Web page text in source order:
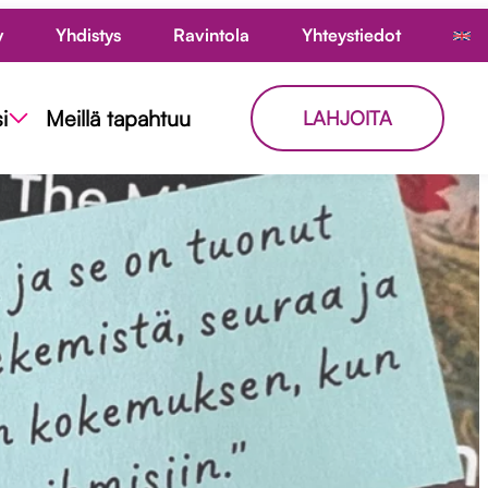
Meillä tapahtuu LAHJOITA
Yhdistys Ravintola Yhteystiedot